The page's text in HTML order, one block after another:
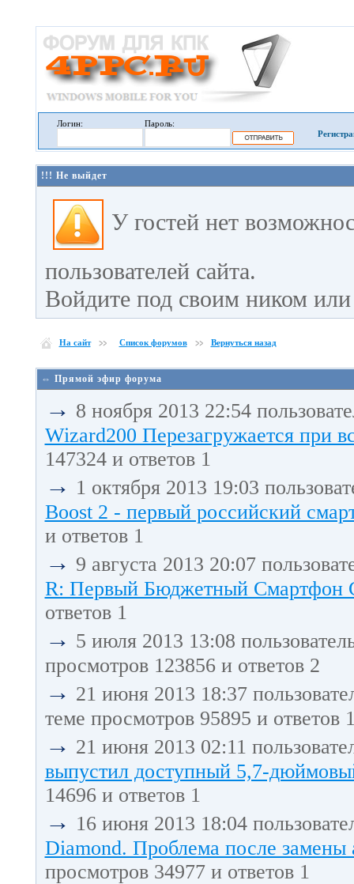
Логин:
Пароль:
!!! Не выйдет
У гостей нет
пользователей сайта.
Войдите под своим ником или
На сайт Список форумов Вернуться назад
⇔ Прямой эфир форума
→ 8 ноября 2013 22:54
Wizard200 Перезагружается при
147324 и ответов 1
→ 1 октября 2013 19:03
Boost 2 - первый российский
и ответов 1
→ 9 августа 2013 20:07
R: Первый Бюджетный Смартфон
ответов 1
→ 5 июля 2013 13:08
просмотров 123856 и ответов 2
→ 21 июня 2013 18:37
теме просмотров 95895 и ответов
→ 21 июня 2013 02:11
выпустил доступный 5,7-
14696 и ответов 1
→ 16 июня 2013 18:04
Diamond. Проблема после
просмотров 34977 и ответов 1